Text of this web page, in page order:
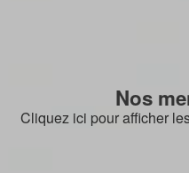
Nos
Cliquez ici pour afficher